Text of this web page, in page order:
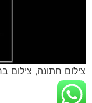
צילום חתונה, צילום